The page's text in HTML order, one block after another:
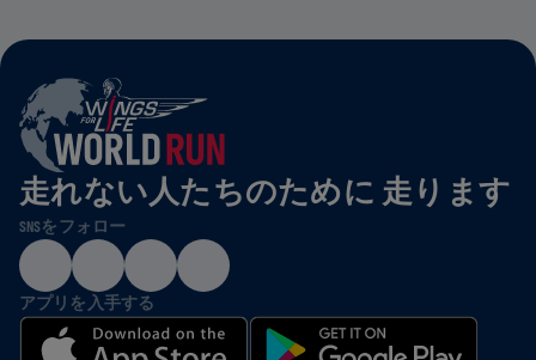
走れない人たちのために 走ります
SNSをフォロー
アプリを入手する